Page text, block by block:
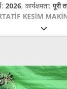
2026, कार्यक्षमता:पूरी
KESİM